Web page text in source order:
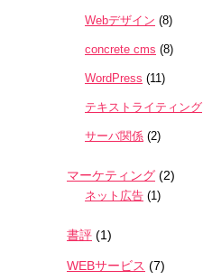
Webデザイン (8)
concrete cms (8)
WordPress (11)
テキストライティング
サーバ関係 (2)
マーケティング (2)
ネット広告 (1)
書評 (1)
WEBサービス (7)